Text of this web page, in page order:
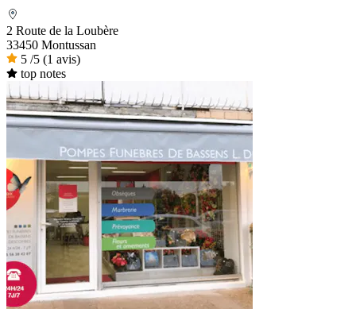
2 Route de la Loubère
33450 Montussan
5 /5 (1 avis)
top notes